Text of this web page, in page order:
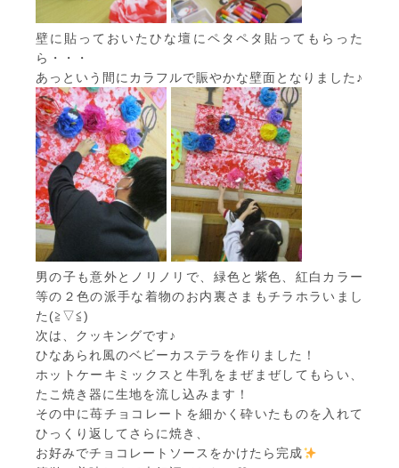
壁に貼っておいたひな壇にペタペタ貼ってもらった
ら・・・
あっという間にカラフルで賑やかな壁面となりました♪
男の子も意外とノリノリで、緑色と紫色、紅白カラー
等の２色の派手な着物のお内裏さまもチラホラいまし
た(≧▽≦)
次は、クッキングです♪
ひなあられ風のベビーカステラを作りました！
ホットケーキミックスと牛乳をまぜまぜしてもらい、
たこ焼き器に生地を流し込みます！
その中に苺チョコレートを細かく砕いたものを入れて
ひっくり返してさらに焼き、
お好みでチョコレートソースをかけたら完成